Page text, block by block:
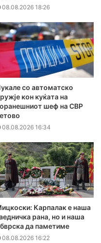
08.08.2026 18:26
со автоматско
кон куќата на
шеф на СВР
08.08.2026 16:34
Карпалак е наша
рана, но и наша
да паметиме
08.08.2026 16:22